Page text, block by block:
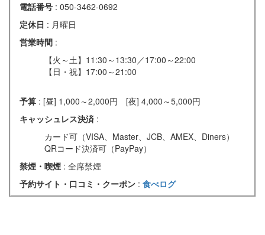
電話番号 : 050-3462-0692
定休日 : 月曜日
営業時間 :
【火～土】11:30～13:30／17:00～22:00
【日・祝】17:00～21:00
予算 : [昼] 1,000～2,000円 [夜] 4,000～5,000円
キャッシュレス決済 :
カード可（VISA、Master、JCB、AMEX、Diners）
QRコード決済可（PayPay）
禁煙・喫煙 : 全席禁煙
予約サイト・口コミ・クーポン : 食べログ